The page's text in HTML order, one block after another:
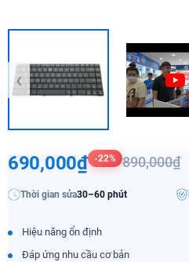
‹
690,000₫ -22% 890,000₫
Thời gian sửa30–60 phút
Hiệu năng ổn định
Đáp ứng nhu cầu cơ bản